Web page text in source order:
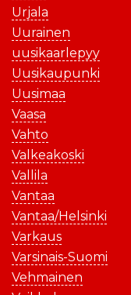
Urjala
Uurainen
uusikaarlepyy
Uusikaupunki
Uusimaa
Vaasa
Vahto
Valkeakoski
Vallila
Vantaa
Vantaa/Helsinki
Varkaus
Varsinais-Suomi
Vehmainen